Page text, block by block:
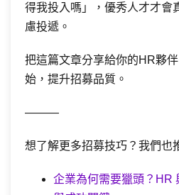
得我投入嗎」，優秀人才才會
慮投遞。
把這篇文章分享給你的HR夥
始，提升招募品質。
———
想了解更多招募技巧？我們也
企業為何需要獵頭？HR